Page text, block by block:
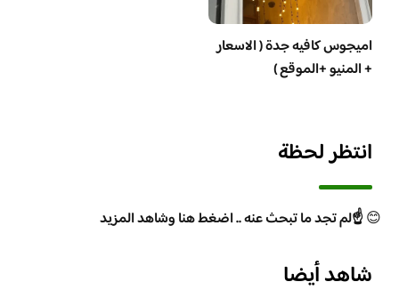
اميجوس كافيه جدة ( الاسعار
+ المنيو +الموقع )
انتظر لحظة
😊☝️لم تجد ما تبحث عنه .. اضغط هنا وشاهد المزيد
شاهد أيضا